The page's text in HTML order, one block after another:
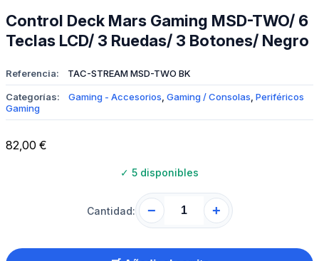
Control Deck Mars Gaming MSD-TWO/ 6
Teclas LCD/ 3 Ruedas/ 3 Botones/ Negro
Referencia: TAC-STREAM MSD-TWO BK
Categorías: Gaming - Accesorios Gaming / Consolas Periféricos
Gaming
82,00 €
✓ 5 disponibles
Cantidad: − +